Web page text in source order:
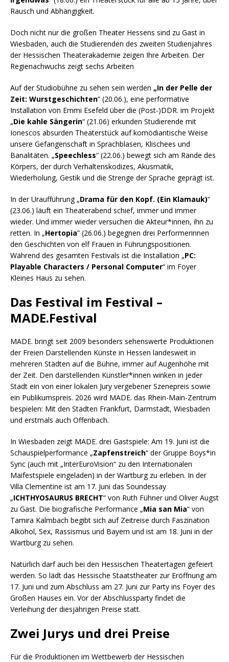
Rausch und Abhängigkeit.
Doch nicht nur die großen Theater Hessens sind zu Gast in
Wiesbaden, auch die Studierenden des zweiten Studienjahres
der Hessischen Theaterakademie zeigen Ihre Arbeiten. Der
Regienachwuchs zeigt sechs Arbeiten
Auf der Studiobühne zu sehen sein werden „In der Pelle der
Zeit: Wurstgeschichten“ (20.06.), eine performative
Installation von Emmi Esefeld über die (Post-)DDR. im Projekt
„Die kahle Sängerin“ (21.06) erkunden Studierende mit
Ionescos absurden Theaterstück auf komödiantische Weise
unsere Gefangenschaft in Sprachblasen, Klischees und
Banalitäten. „Speechless“ (22.06.) bewegt sich am Rande des
Körpers, der durch Verhaltenskodizes, Akusmatik,
Wiederholung, Gestik und die Strenge der Sprache geprägt ist.
In der Uraufführung „Drama für den Kopf. (Ein Klamauk)“
(23.06.) läuft ein Theaterabend schief, immer und immer
wieder. Und immer wieder versuchen die Akteur*innen, ihn zu
retten. In „Hertopia” (26.06.) begegnen drei Performerinnen
den Geschichten von elf Frauen in Führungspositionen.
Während des gesamten Festivals ist die Installation „PC:
Playable Characters / Personal Computer“ im Foyer
Kleines Haus zu sehen.
Das Festival im Festival –
MADE.Festival
MADE. bringt seit 2009 besonders sehenswerte Produktionen
der Freien Darstellenden Künste in Hessen landesweit in
mehreren Städten auf die Bühne, immer auf Augenhöhe mit
der Zeit. Den darstellenden Künstler*innen winken in jeder
Stadt ein von einer lokalen Jury vergebener Szenepreis sowie
ein Publikumspreis. 2026 wird MADE. das Rhein-Main-Zentrum
bespielen: Mit den Städten Frankfurt, Darmstadt, Wiesbaden
und erstmals auch Offenbach.
In Wiesbaden zeigt MADE. drei Gastspiele: Am 19. Juni ist die
Schauspielperformance „Zapfenstreich“ der Gruppe Boys*in
Sync (auch mit „InterEuroVision“ zu den Internationalen
Maifestspiele eingeladen) in der Wartburg zu erleben. In der
Villa Clementine ist am 17. Juni das Soundessay
„ICHTHYOSAURUS BRECHT“ von Ruth Fühner und Oliver Augst
zu Gast. Die biografische Performance „Mia san Mia“ von
Tamira Kalmbach begibt sich auf Zeitreise durch Faszination
Alkohol, Sex, Rassismus und Bayern und ist am 18. Juni in der
Wartburg zu sehen.
Natürlich darf auch bei den Hessischen Theatertagen gefeiert
werden. So lädt das Hessische Staatstheater zur Eröffnung am
17. Juni und zum Abschluss am 27. Juni zur Party ins Foyer des
Großen Hauses ein. Vor der Abschlussparty findet die
Verleihung der diesjährigen Preise statt.
Zwei Jurys und drei Preise
Für die Produktionen im Wettbewerb der Hessischen